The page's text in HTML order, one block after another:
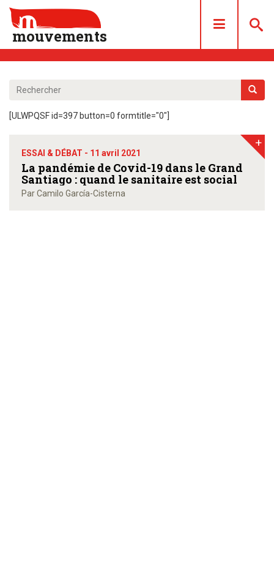
mouvements
LES NUMÉROS
ACHAT/ABONNEMENT
CONTACT
[ULWPQSF id=397 button=0 formtitle="0"]
ESSAI & DÉBAT - 11 avril 2021
La pandémie de Covid-19 dans le Grand
Santiago : quand le sanitaire est social
Par Camilo García-Cisterna
+